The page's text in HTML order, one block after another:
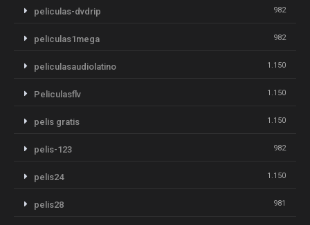
peliculas-dvdrip 982
peliculas1mega 982
peliculasaudiolatino 1.150
Peliculasflv 1.150
pelis gratis 1.150
pelis-123 982
pelis24 1.150
pelis28 981